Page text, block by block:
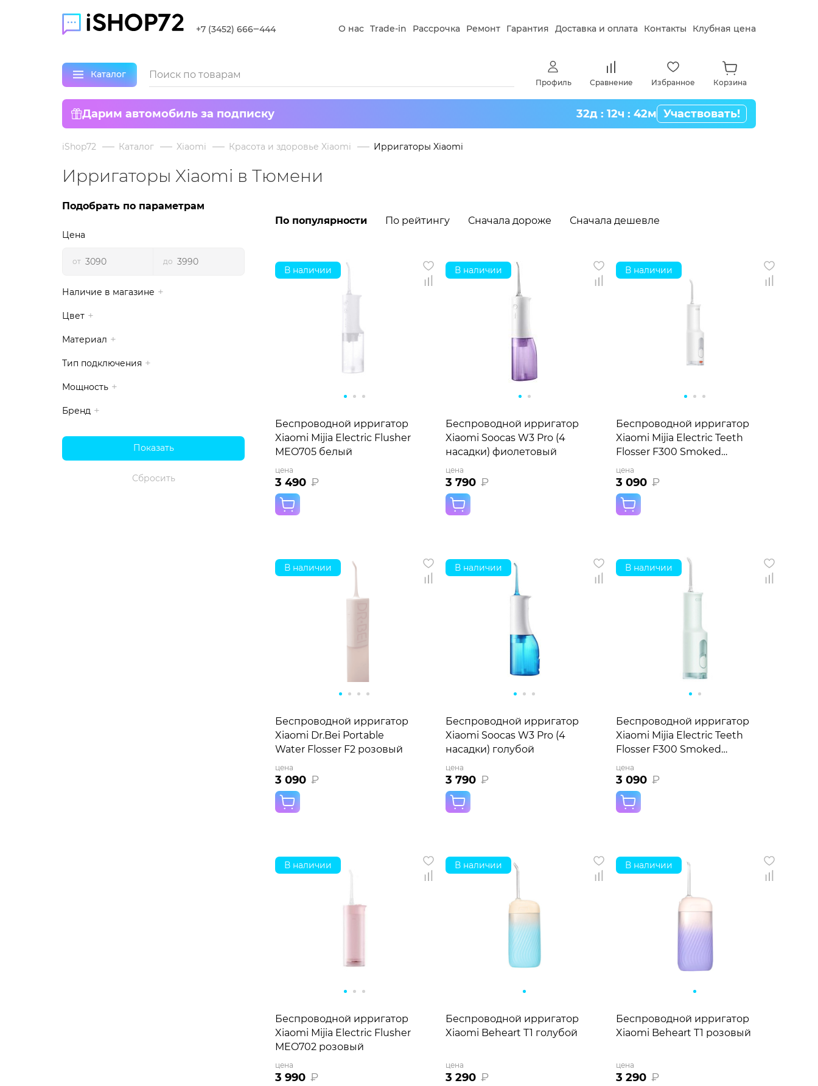
+7 (3452) 666‒444 О нас Trade-in Рассрочка Ремонт Гарантия Доставка и оплата Контакты Клубная цена
Каталог
Профиль Сравнение Избранное Корзина
Дарим автомобиль за подписку 32д : 12ч : 42м Участвовать!
iShop72 Каталог Xiaomi Красота и здоровье Xiaomi Ирригаторы Xiaomi
Ирригаторы Xiaomi в Тюмени
Подобрать по параметрам
Цена
от до
Наличие в магазине
Цвет
Материал
Тип подключения
Мощность
Бренд
По популярности По рейтингу Сначала дороже Сначала дешевле
В наличии
Беспроводной ирригатор
Xiaomi Mijia Electric Flusher
MEO705 белый
цена
3 490 ₽
В наличии
Беспроводной ирригатор
Xiaomi Soocas W3 Pro (4
насадки) фиолетовый
цена
3 790 ₽
В наличии
Беспроводной ирригатор
Xiaomi Mijia Electric Teeth
Flosser F300 Smoked
MEO703 белый
цена
3 090 ₽
В наличии
Беспроводной ирригатор
Xiaomi Dr.Bei Portable
Water Flosser F2 розовый
цена
3 090 ₽
В наличии
Беспроводной ирригатор
Xiaomi Soocas W3 Pro (4
насадки) голубой
цена
3 790 ₽
В наличии
Беспроводной ирригатор
Xiaomi Mijia Electric Teeth
Flosser F300 Smoked
MEO703 зеленый
цена
3 090 ₽
В наличии
Беспроводной ирригатор
Xiaomi Mijia Electric Flusher
MEO702 розовый
цена
3 990 ₽
В наличии
Беспроводной ирригатор
Xiaomi Beheart T1 голубой
цена
3 290 ₽
В наличии
Беспроводной ирригатор
Xiaomi Beheart T1 розовый
цена
3 290 ₽